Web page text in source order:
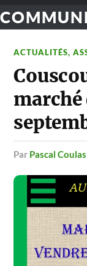
ACTUALITÉS,
marché
par Pascal